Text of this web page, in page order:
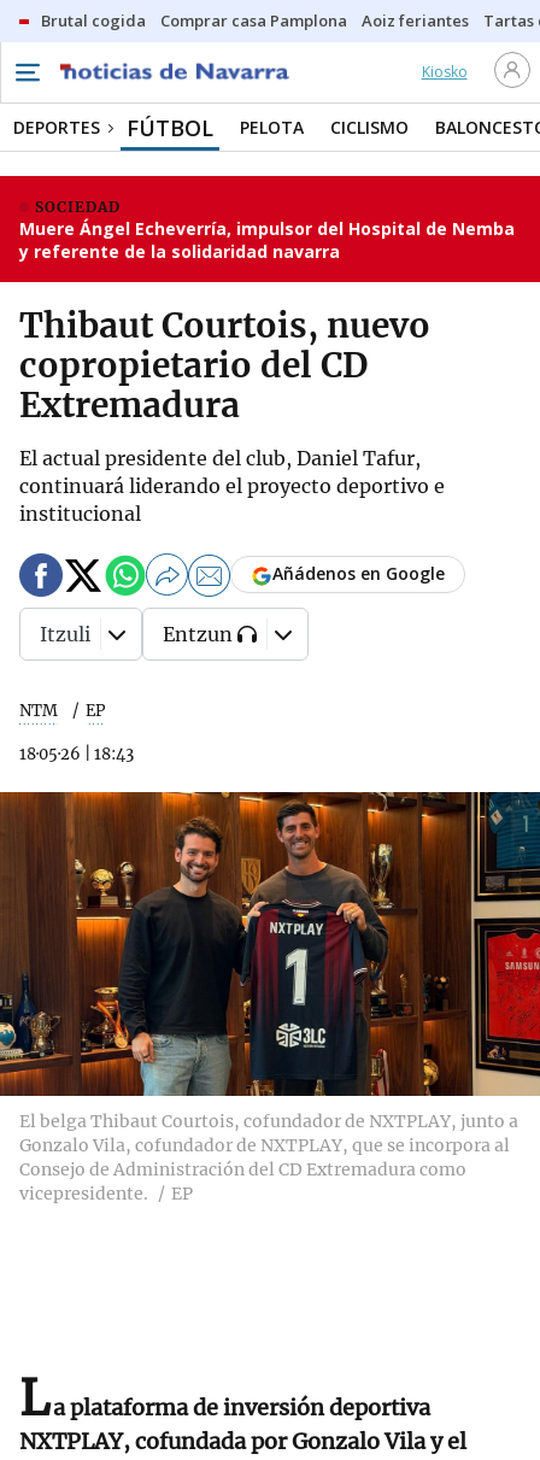
Brutal cogida Comprar casa Pamplona Aoiz feriantes Tartas
Kiosko
DEPORTES FÚTBOL PELOTA CICLISMO
SOCIEDAD
Muere Ángel Echeverría, impulsor del Hospital de Nemba
y referente de la solidaridad navarra
Thibaut Courtois, nuevo
copropietario del CD
Extremadura
El actual presidente del club, Daniel Tafur,
continuará liderando el proyecto deportivo e
institucional
NTM EP
18·05·26 18:43
Añádenos en Google
Itzuli Entzun
El belga Thibaut Courtois, cofundador de NXTPLAY, junto a
Gonzalo Vila, cofundador de NXTPLAY, que se incorpora al
Consejo de Administración del CD Extremadura como
vicepresidente.
EP
La plataforma de inversión deportiva
NXTPLAY, cofundada por Gonzalo Vila y el